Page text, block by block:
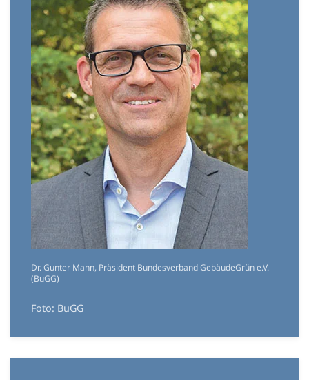
Dr. Gunter Mann, Präsident Bundesverband GebäudeGrün e.V.
(BuGG)
Foto: BuGG